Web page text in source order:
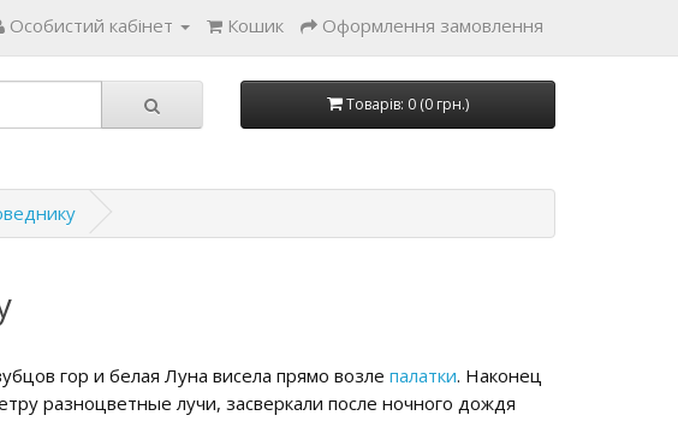
Особистий кабінет Кошик Оформлення замовлення
Товарів: 0 (0 грн.)
гор и белая Луна висела прямо возле палатки. Наконец
разноцветные лучи, засверкали после ночного дождя